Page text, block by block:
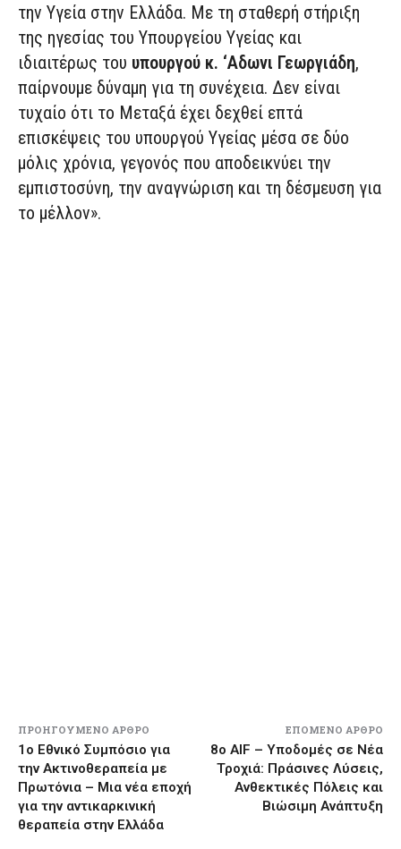
την Υγεία στην Ελλάδα. Με τη σταθερή στήριξη
της ηγεσίας του Υπουργείου Υγείας και
ιδιαιτέρως του υπουργού κ. ‘Αδωνι Γεωργιάδη,
παίρνουμε δύναμη για τη συνέχεια. Δεν είναι
τυχαίο ότι το Μεταξά έχει δεχθεί επτά
επισκέψεις του υπουργού Υγείας μέσα σε δύο
μόλις χρόνια, γεγονός που αποδεικνύει την
εμπιστοσύνη, την αναγνώριση και τη δέσμευση για
το μέλλον».
ΠΡΟΗΓΟΎΜΕΝΟ ΆΡΘΡΟ
1ο Εθνικό Συμπόσιο για
την Ακτινοθεραπεία με
Πρωτόνια – Μια νέα εποχή
για την αντικαρκινική
θεραπεία στην Ελλάδα
ΕΠΌΜΕΝΟ ΆΡΘΡΟ
8o AIF – Υποδομές σε Νέα
Τροχιά: Πράσινες Λύσεις,
Ανθεκτικές Πόλεις και
Βιώσιμη Ανάπτυξη